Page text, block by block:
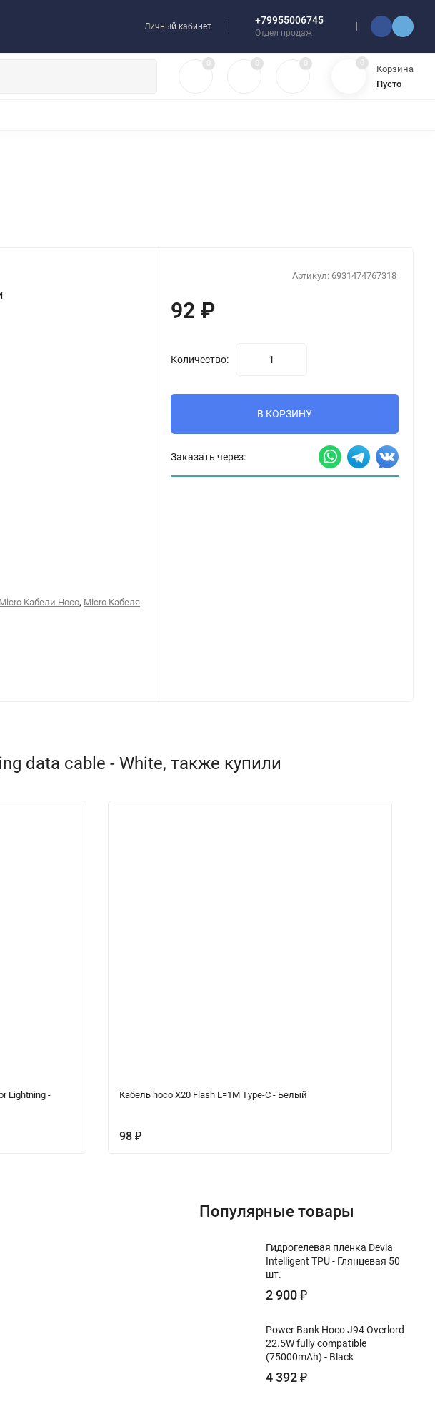
Личный кабинет
+79955006745
Отдел продаж
0 0 0 0
Корзина
Пусто
Micro Кабели Hoco, Micro Кабеля
Артикул: 6931474767318
92 ₽
Количество:
В КОРЗИНУ
Заказать через:
data cable - White, также купили
Lightning -
Кабель hoco X20 Flash L=1M Type-C - Белый
98 ₽
Популярные товары
Гидрогелевая пленка Devia
Intelligent TPU - Глянцевая 50
шт.
2 900₽
Power Bank Hoco J94 Overlord
22.5W fully compatible
(75000mAh) - Black
4 392₽